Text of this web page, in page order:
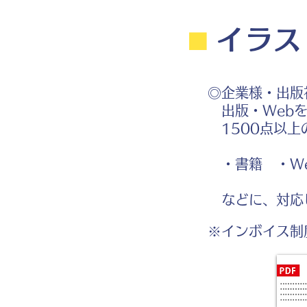
⬛︎ イラ
◎企業様・出版
出版・Webを
1500点以上
・書籍 ・
などに、対応
※インボイス制